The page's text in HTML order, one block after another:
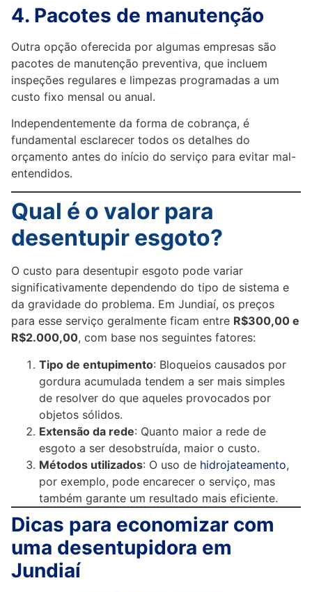
4. Pacotes de manutenção
Outra opção oferecida por algumas empresas são
pacotes de manutenção preventiva, que incluem
inspeções regulares e limpezas programadas a um
custo fixo mensal ou anual.
Independentemente da forma de cobrança, é
fundamental esclarecer todos os detalhes do
orçamento antes do início do serviço para evitar mal-
entendidos.
Qual é o valor para
desentupir esgoto?
O custo para desentupir esgoto pode variar
significativamente dependendo do tipo de sistema e
da gravidade do problema. Em Jundiaí, os preços
para esse serviço geralmente ficam entre R$300,00 e
R$2.000,00, com base nos seguintes fatores:
Tipo de entupimento: Bloqueios causados por
gordura acumulada tendem a ser mais simples
de resolver do que aqueles provocados por
objetos sólidos.
Extensão da rede: Quanto maior a rede de
esgoto a ser desobstruída, maior o custo.
Métodos utilizados: O uso de hidrojateamento,
por exemplo, pode encarecer o serviço, mas
também garante um resultado mais eficiente.
Dicas para economizar com
uma desentupidora em
Jundiaí